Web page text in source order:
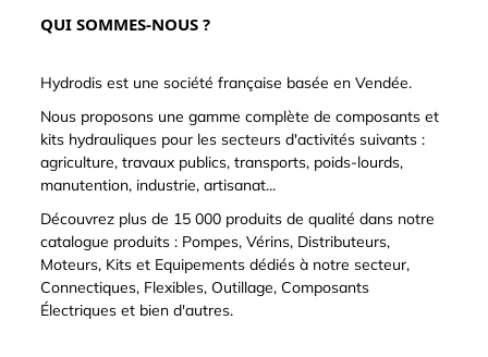
QUI SOMMES-NOUS ?
Hydrodis est une société française basée en Vendée.
Nous proposons une gamme complète de composants et
kits hydrauliques pour les secteurs d'activités suivants :
agriculture, travaux publics, transports, poids-lourds,
manutention, industrie, artisanat...
Découvrez plus de 15 000 produits de qualité dans notre
catalogue produits : Pompes, Vérins, Distributeurs,
Moteurs, Kits et Equipements dédiés à notre secteur,
Connectiques, Flexibles, Outillage, Composants
Électriques et bien d'autres.